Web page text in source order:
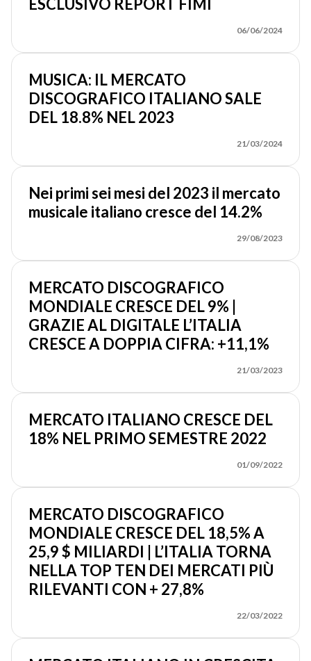
ESCLUSIVO REPORT FIMI
06/06/2024
MUSICA: IL MERCATO
DISCOGRAFICO ITALIANO SALE
DEL 18.8% NEL 2023
21/03/2024
Nei primi sei mesi del 2023 il mercato
musicale italiano cresce del 14.2%
29/08/2023
MERCATO DISCOGRAFICO
MONDIALE CRESCE DEL 9% |
GRAZIE AL DIGITALE L’ITALIA
CRESCE A DOPPIA CIFRA: +11,1%
21/03/2023
MERCATO ITALIANO CRESCE DEL
18% NEL PRIMO SEMESTRE 2022
01/09/2022
MERCATO DISCOGRAFICO
MONDIALE CRESCE DEL 18,5% A
25,9 $ MILIARDI | L’ITALIA TORNA
NELLA TOP TEN DEI MERCATI PIÙ
RILEVANTI CON + 27,8%
22/03/2022